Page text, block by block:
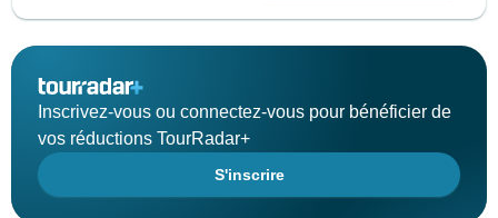
Inscrivez-vous ou connectez-vous pour bénéficier de
vos réductions TourRadar+
S'inscrire